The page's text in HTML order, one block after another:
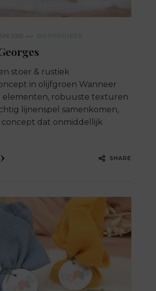
2026
stoer & rustiek
in olijfgroen Wanneer
elementen, robuuste texturen
lijnenspel samenkomen,
concept dat onmiddellijk
SHARE